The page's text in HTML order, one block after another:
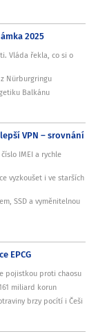
2025
Vláda řekla, co si o
Nürburgringu
Balkánu
VPN – srovnání
IMEI a rychle
vyzkoušet i ve starších
SSD a vyměnitelnou
EPCG
pojistkou proti chaosu
miliard korun
brzy pocítí i Češi